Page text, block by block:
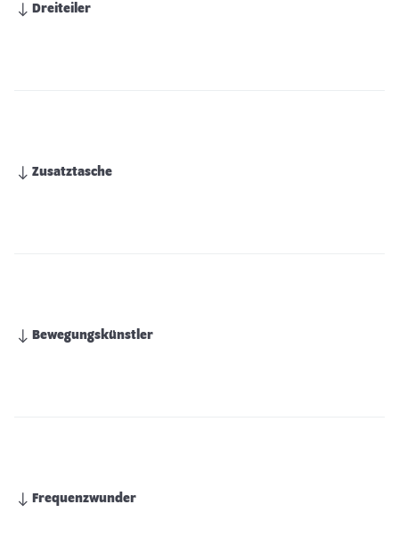
Dreiteiler
Zusatztasche
Bewegungskünstler
Frequenzwunder